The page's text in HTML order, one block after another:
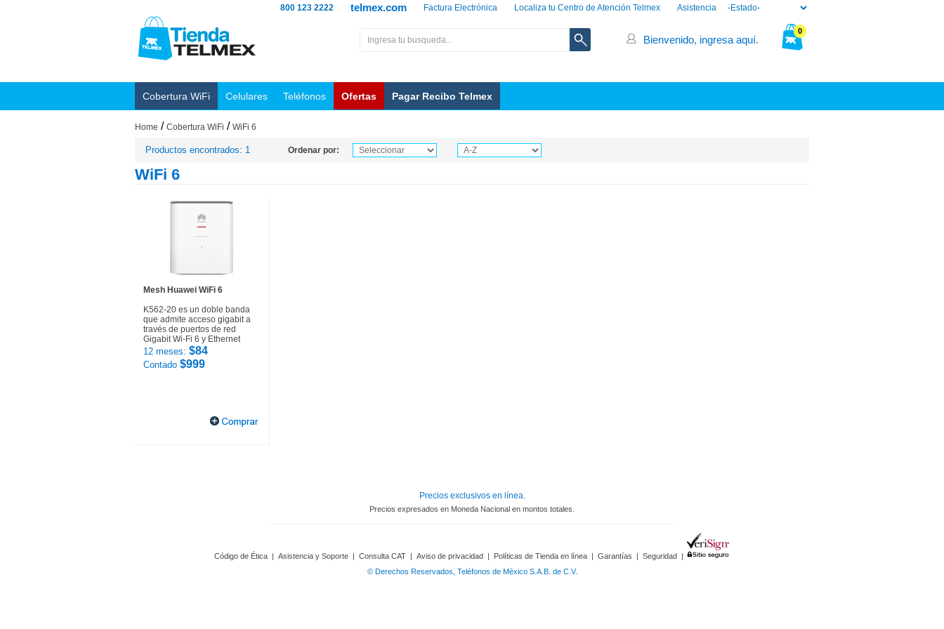
Asistencia
Localiza tu Centro de Atención Telmex
Factura Electrónica
telmex.com
800 123 2222
0
Bienvenido, ingresa aquí.
Cobertura WiFi Celulares Teléfonos Ofertas Pagar Recibo Telmex
Home / Cobertura WiFi / WiFi 6
Productos encontrados: 1 Ordenar por:
WiFi 6
Mesh Huawei WiFi 6
K562-20 es un doble banda
que admite acceso gigabit a
través de puertos de red
Gigabit Wi-Fi 6 y Ethernet
12 meses: $84
Contado $999
Precios exclusivos en línea.
Precios expresados en Moneda Nacional en montos totales.
Código de Ética | Asistencia y Soporte | Consulta CAT | Aviso de privacidad | Políticas de Tienda en línea | Garantías | Seguridad |
© Derechos Reservados, Teléfonos de México S.A.B. de C.V.